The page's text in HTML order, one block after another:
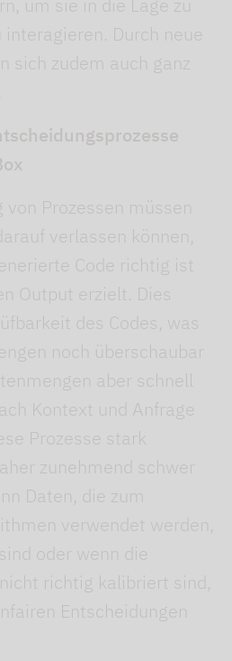
um sie in die Lage zu
Durch neue
sich zudem auch ganz
Prozessen müssen
verlassen können,
Code richtig ist
Output erzielt. Dies
des Codes, was
noch überschaubar
aber schnell
Kontext und Anfrage
Prozesse stark
zunehmend schwer
Daten, die zum
verwendet werden,
oder wenn die
richtig kalibriert sind,
Entscheidungen